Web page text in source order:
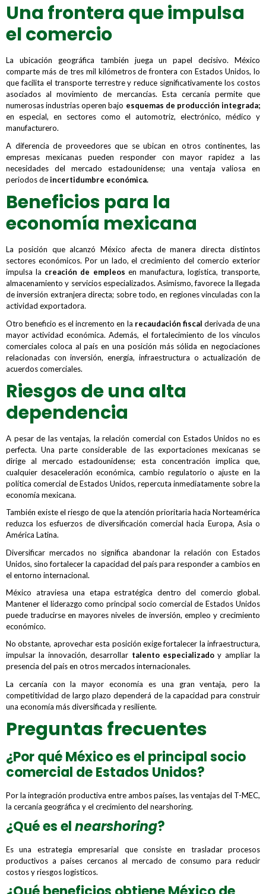
Una frontera que impulsa
el comercio
La ubicación geográfica también juega un papel decisivo. México
comparte más de tres mil kilómetros de frontera con Estados Unidos, lo
que facilita el transporte terrestre y reduce significativamente los costos
asociados al movimiento de mercancías. Esta cercanía permite que
numerosas industrias operen bajo esquemas de producción integrada;
en especial, en sectores como el automotriz, electrónico, médico y
manufacturero.
A diferencia de proveedores que se ubican en otros continentes, las
empresas mexicanas pueden responder con mayor rapidez a las
necesidades del mercado estadounidense; una ventaja valiosa en
periodos deincertidumbre económica.
Beneficios para la
economía mexicana
La posición que alcanzó México afecta de manera directa distintos
sectores económicos. Por un lado, el crecimiento del comercio exterior
impulsa la creación de empleos en manufactura, logística, transporte,
almacenamiento y servicios especializados. Asimismo, favorece la llegada
de inversión extranjera directa; sobre todo, en regiones vinculadas con la
actividad exportadora.
Otro beneficio es el incremento en la recaudación fiscal derivada de una
mayor actividad económica. Además, el fortalecimiento de los vínculos
comerciales coloca al país en una posición más sólida en negociaciones
relacionadas con inversión, energía, infraestructura o actualización de
acuerdos comerciales.
Riesgos de una alta
dependencia
A pesar de las ventajas, la relación comercial con Estados Unidos no es
perfecta. Una parte considerable de las exportaciones mexicanas se
dirige al mercado estadounidense; esta concentración implica que,
cualquier desaceleración económica, cambio regulatorio o ajuste en la
política comercial de Estados Unidos, repercuta inmediatamente sobre la
economía mexicana.
También existe el riesgo de que la atención prioritaria hacia Norteamérica
reduzca los esfuerzos de diversificación comercial hacia Europa, Asia o
América Latina.
Diversificar mercados no significa abandonar la relación con Estados
Unidos, sino fortalecer la capacidad del país para responder a cambios en
el entorno internacional.
México atraviesa una etapa estratégica dentro del comercio global.
Mantener el liderazgo como principal socio comercial de Estados Unidos
puede traducirse en mayores niveles de inversión, empleo y crecimiento
económico.
No obstante, aprovechar esta posición exige fortalecer la infraestructura,
impulsar la innovación, desarrollar talento especializadoy ampliar la
presencia del país en otros mercados internacionales.
La cercanía con la mayor economía es una gran ventaja, pero la
competitividad de largo plazo dependerá de la capacidad para construir
una economía más diversificada y resiliente.
Preguntas frecuentes
¿Por qué México es el principal socio
comercial de Estados Unidos?
Por la integración productiva entre ambos países, las ventajas del T-MEC,
la cercanía geográfica y el crecimiento del nearshoring.
¿Qué es elnearshoring?
Es una estrategia empresarial que consiste en trasladar procesos
productivos a países cercanos al mercado de consumo para reducir
costos y riesgos logísticos.